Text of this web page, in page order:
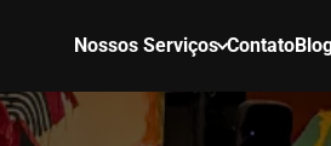
Nossos Serviços Contato